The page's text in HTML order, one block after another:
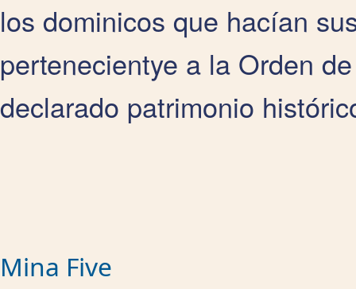
los dominicos que hacían
pertenecientye a la Orden
declarado patrimonio
Mina Five